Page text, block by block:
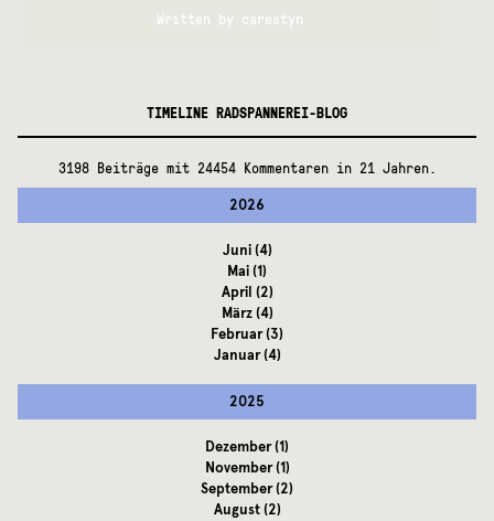
Written by carestyn
TIMELINE RADSPANNEREI-BLOG
3198 Beiträge mit 24454 Kommentaren in 21 Jahren.
2026
Juni(4)
Mai(1)
April (2)
März(4)
Februar(3)
Januar(4)
2025
Dezember(1)
November(1)
September(2)
August(2)